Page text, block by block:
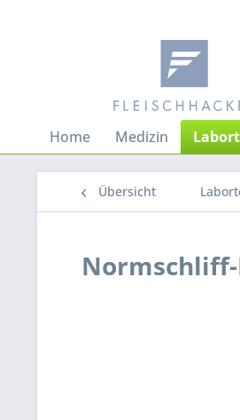
Home Medizin
Übersicht
Normschliff-